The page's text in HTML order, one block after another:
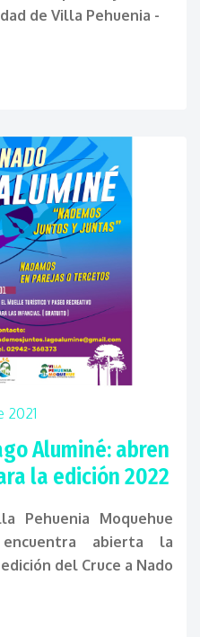
de Villa Pehuenia -
2021
Aluminé: abren
la edición 2022
Pehuenia Moquehue
abierta la
del Cruce a Nado